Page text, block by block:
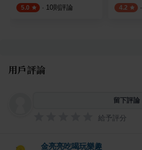
5.0 · 10則評論 4.2 ·
用戶評論
留下評論
給予評分
金亮亮吃喝玩樂趣